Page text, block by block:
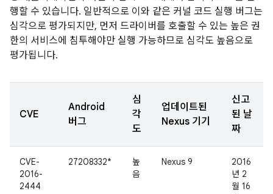
행할 수 있습니다. 일반적으로 이와 같은 커널 코드 실행 버그는
심각으로 평가되지만, 먼저 드라이버를 호출할 수 있는 높은 권
한의 서비스에 침투해야만 실행 가능하므로 심각도 높음으로
평가됩니다.
CVE
Android
버그
심
각
도
업데이트된
Nexus 기기
신고
된 날
짜
CVE-
2016-
2444
27208332*
높
음
Nexus 9
2016
년 2
월 16